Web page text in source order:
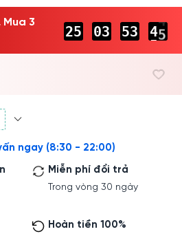
Mua 3
2
-
5
-
0
-
3
-
5
-
3
-
4
5
4
5
ngay (8:30 - 22:00)
Miễn phí đổi trả
Trong vòng 30 ngày
Hoàn tiền 100%